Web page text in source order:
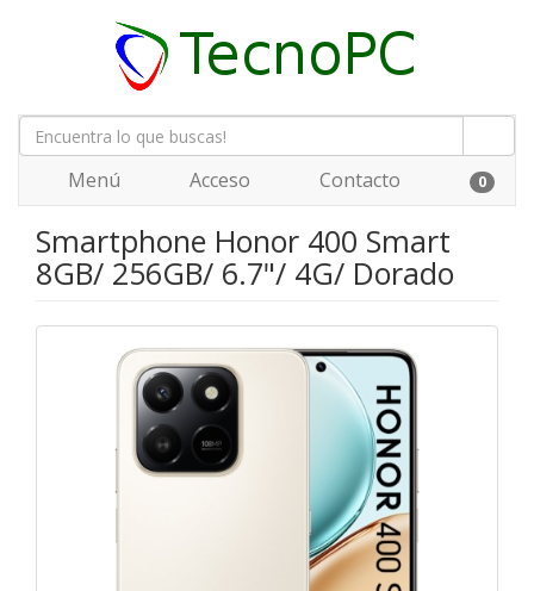
Menú Acceso Contacto 0
Smartphone Honor 400 Smart
8GB/ 256GB/ 6.7"/ 4G/ Dorado